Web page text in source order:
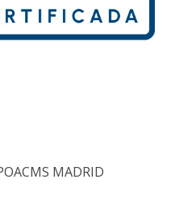
MADRID